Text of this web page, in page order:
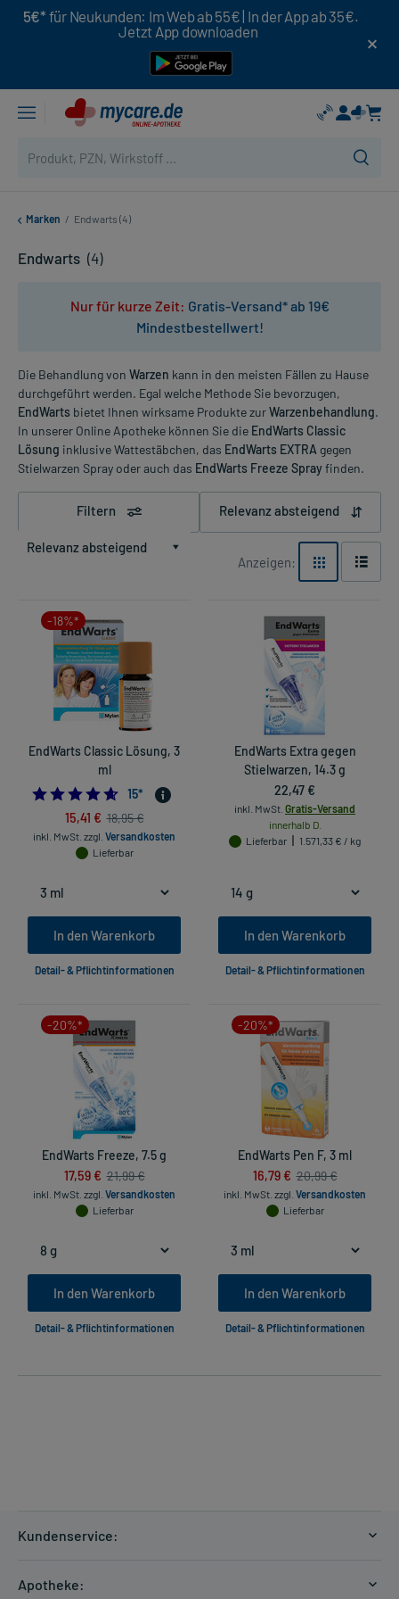
5€* für Neukunden: Im Web ab 55€ | In der App ab 35€.
Jetzt App downloaden
Marken / Endwarts (4)
Endwarts (4)
Nur für kurze Zeit: Gratis-Versand* ab 19€
Mindestbestellwert!
Die Behandlung von Warzen kann in den meisten Fällen zu Hause
durchgeführt werden. Egal welche Methode Sie bevorzugen,
EndWarts bietet Ihnen wirksame Produkte zurWarzenbehandlung.
In unserer Online Apotheke können Sie die EndWarts Classic
Lösung inklusive Wattestäbchen, das EndWarts EXTRA gegen
Stielwarzen Spray oder auch das EndWarts Freeze Sprayfinden.
Filtern Relevanz absteigend
Relevanz absteigend
Anzeigen:
-18%*
EndWarts Classic Lösung, 3
ml
4.6
15*
15,41 € 18,95 €
inkl. MwSt. zzgl. Versandkosten
Lieferbar
In den Warenkorb
Detail- & Pflichtinformationen
EndWarts Extra gegen
Stielwarzen, 14.3 g
22,47 €
inkl. MwSt. Gratis-Versand
innerhalb D.
Lieferbar
1.571,33 € / kg
In den Warenkorb
Detail- & Pflichtinformationen
-20%*
EndWarts Freeze, 7.5 g
17,59 € 21,99 €
inkl. MwSt. zzgl. Versandkosten
Lieferbar
In den Warenkorb
Detail- & Pflichtinformationen
-20%*
EndWarts Pen F, 3 ml
16,79 € 20,99 €
inkl. MwSt. zzgl. Versandkosten
Lieferbar
In den Warenkorb
Detail- & Pflichtinformationen
Kundenservice:
Apotheke: